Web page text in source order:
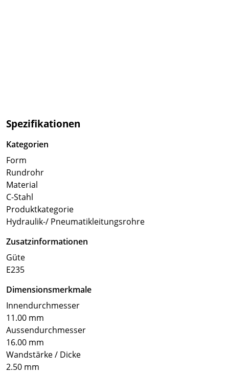
Spezifikationen
Kategorien
Form
Rundrohr
Material
C-Stahl
Produktkategorie
Hydraulik-/ Pneumatikleitungsrohre
Zusatzinformationen
Güte
E235
Dimensionsmerkmale
Innendurchmesser
11.00 mm
Aussendurchmesser
16.00 mm
Wandstärke / Dicke
2.50 mm